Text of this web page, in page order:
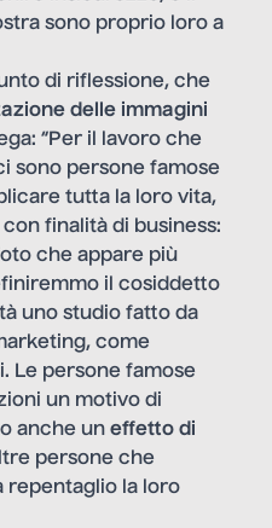
sono proprio loro a
di riflessione, che
delle immagini
“Per il lavoro che
sono persone famose
tutta la loro vita,
finalità di business:
che appare più
il cosiddetto
uno studio fatto da
come
Le persone famose
un motivo di
anche un effetto di
persone che
repentaglio la loro